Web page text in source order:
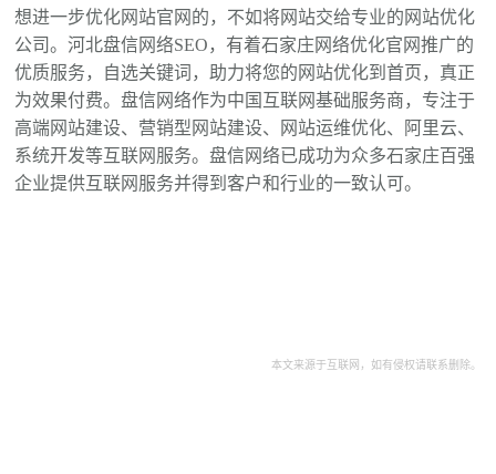
想进一步优化网站官网的，不如将网站交给专业的网站优化
公司。河北盘信网络SEO，有着石家庄网络优化官网推广的
优质服务，自选关键词，助力将您的网站优化到首页，真正
为效果付费。盘信网络作为中国互联网基础服务商，专注于
高端网站建设、营销型网站建设、网站运维优化、阿里云、
系统开发等互联网服务。盘信网络已成功为众多石家庄百强
企业提供互联网服务并得到客户和行业的一致认可。
本文来源于互联网，如有侵权请联系删除。